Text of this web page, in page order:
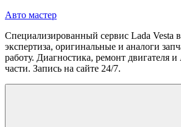
Перейти
содержимому
Авто мастер
Специализированный сервис Lada Vesta
экспертиза, оригинальные и аналоги
работу. Диагностика, ремонт двигателя
части. Запись на сайте 24/7.